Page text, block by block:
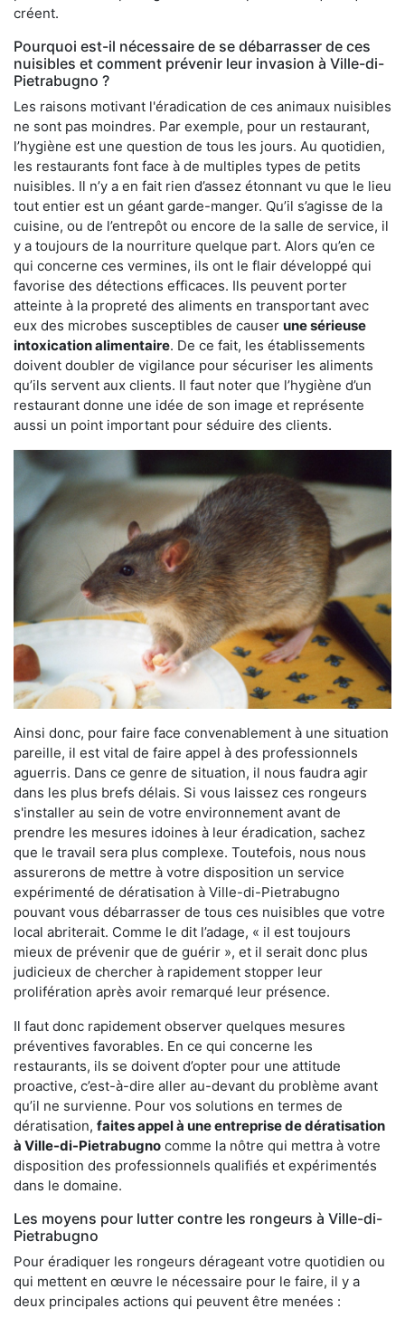
créent.
Pourquoi est-il nécessaire de se débarrasser de ces
nuisibles et comment prévenir leur invasion à Ville-di-
Pietrabugno ?
Les raisons motivant l'éradication de ces animaux nuisibles
ne sont pas moindres. Par exemple, pour un restaurant,
l’hygiène est une question de tous les jours. Au quotidien,
les restaurants font face à de multiples types de petits
nuisibles. Il n’y a en fait rien d’assez étonnant vu que le lieu
tout entier est un géant garde-manger. Qu’il s’agisse de la
cuisine, ou de l’entrepôt ou encore de la salle de service, il
y a toujours de la nourriture quelque part. Alors qu’en ce
qui concerne ces vermines, ils ont le flair développé qui
favorise des détections efficaces. Ils peuvent porter
atteinte à la propreté des aliments en transportant avec
eux des microbes susceptibles de causer une sérieuse
intoxication alimentaire. De ce fait, les établissements
doivent doubler de vigilance pour sécuriser les aliments
qu’ils servent aux clients. Il faut noter que l’hygiène d’un
restaurant donne une idée de son image et représente
aussi un point important pour séduire des clients.
Ainsi donc, pour faire face convenablement à une situation
pareille, il est vital de faire appel à des professionnels
aguerris. Dans ce genre de situation, il nous faudra agir
dans les plus brefs délais. Si vous laissez ces rongeurs
s'installer au sein de votre environnement avant de
prendre les mesures idoines à leur éradication, sachez
que le travail sera plus complexe. Toutefois, nous nous
assurerons de mettre à votre disposition un service
expérimenté de dératisation à Ville-di-Pietrabugno
pouvant vous débarrasser de tous ces nuisibles que votre
local abriterait. Comme le dit l’adage, « il est toujours
mieux de prévenir que de guérir », et il serait donc plus
judicieux de chercher à rapidement stopper leur
prolifération après avoir remarqué leur présence.
Il faut donc rapidement observer quelques mesures
préventives favorables. En ce qui concerne les
restaurants, ils se doivent d’opter pour une attitude
proactive, c’est-à-dire aller au-devant du problème avant
qu’il ne survienne. Pour vos solutions en termes de
dératisation, faites appel à une entreprise de dératisation
à Ville-di-Pietrabugno comme la nôtre qui mettra à votre
disposition des professionnels qualifiés et expérimentés
dans le domaine.
Les moyens pour lutter contre les rongeurs à Ville-di-
Pietrabugno
Pour éradiquer les rongeurs dérageant votre quotidien ou
qui mettent en œuvre le nécessaire pour le faire, il y a
deux principales actions qui peuvent être menées :